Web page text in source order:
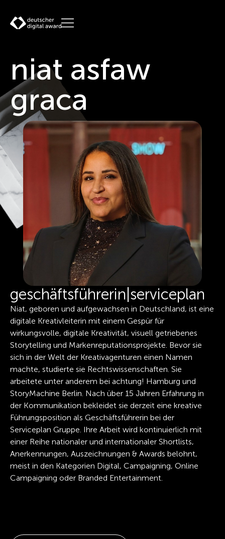
niat asfaw
graca
geschäftsführerin serviceplan
Niat, geboren und aufgewachsen in Deutschland, ist eine
digitale Kreativleiterin mit einem Gespür für
wirkungsvolle, digitale Kreativität, visuell getriebenes
Storytelling und Markenreputationsprojekte. Bevor sie
sich in der Welt der Kreativagenturen einen Namen
machte, studierte sie Rechtswissenschaften. Sie
arbeitete unter anderem bei achtung! Hamburg und
StoryMachine Berlin. Nach über 15 Jahren Erfahrung in
der Kommunikation bekleidet sie derzeit eine kreative
Führungsposition als Geschäftsführerin bei der
Serviceplan Gruppe. Ihre Arbeit wird kontinuierlich mit
einer Reihe nationaler und internationaler Shortlists,
Anerkennungen, Auszeichnungen & Awards belohnt,
meist in den Kategorien Digital, Campaigning, Online
Campaigning oder Branded Entertainment.